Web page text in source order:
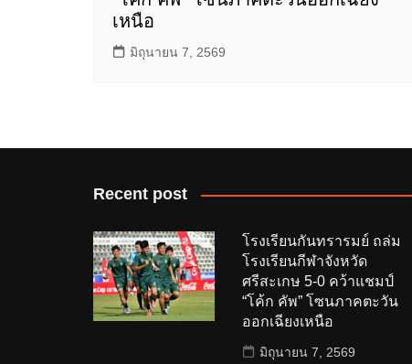
เหนือ
มิถุนายน 7, 2569
Recent post
โรงเรียนกันทรารมย์ ถล่ม
โรงเรียนกีฬาจังหวัด
ศรีสะเกษ 5-0 คว้าแชมป์
“โค้ก คัพ” โซนภาคตะวัน
ออกเฉียงเหนือ
มิถุนายน 7, 2569